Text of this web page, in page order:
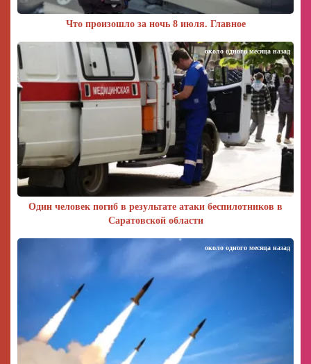
Что произошло за ночь 8 июля. Главное
Один человек погиб в результате атаки беспилотников в
Саратовской области
около одного месяца назад
около одного месяца назад